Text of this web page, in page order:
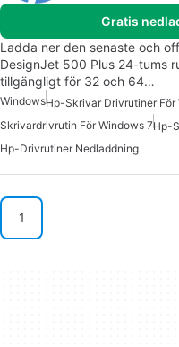
Gratis
Ladda ner den senaste och
DesignJet 500 Plus 24-tums
tillgängligt för 32 och 64…
WindowsHp-Skrivar Drivrutiner För
Skrivardrivrutin För Windows 7Hp-
Hp-Drivrutiner Nedladdning
1